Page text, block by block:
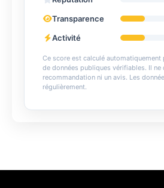
Transparence
Activité
Ce score est calculé
de données publiques vérifiables. Il ne
recommandation ni un avis. Les
régulièrement.